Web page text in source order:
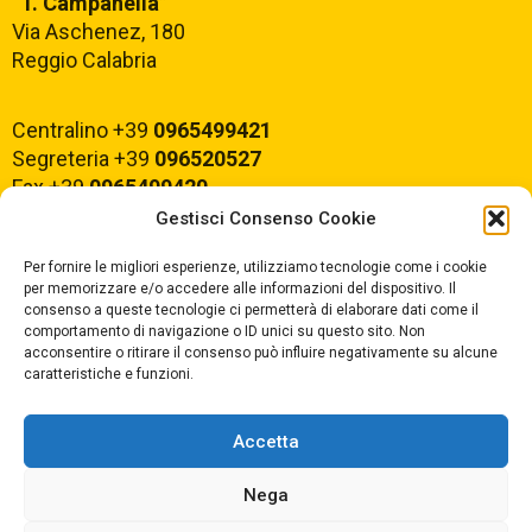
Gestisci Consenso Cookie
Per fornire le migliori esperienze, utilizziamo tecnologie come i cookie
per memorizzare e/o accedere alle informazioni del dispositivo. Il
consenso a queste tecnologie ci permetterà di elaborare dati come il
comportamento di navigazione o ID unici su questo sito. Non
acconsentire o ritirare il consenso può influire negativamente su alcune
caratteristiche e funzioni.
Accetta
Nega
Via Aschenez, 180
Reggio Calabria
Centralino +39 0965499421
Segreteria +39 096520527
Fax +390965499420
E-mail: rcvc010005@istruzione.it
PEC:rcvc010005@pec.istruzione.it
ORARIO DI APERTURA
Dal lunedì al Venerdì
dalle ore 07,00 alle ore 18,30